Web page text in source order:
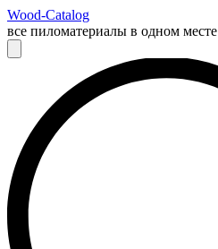
Wood-Catalog
все пиломатериалы в одном месте